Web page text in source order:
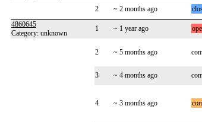
2
~ 2 months ago
4860645
Category: unknown
1 ~ 1 year ago
2 ~ 5 months ago
3
~ 4 months ago
4 ~ 3 months ago